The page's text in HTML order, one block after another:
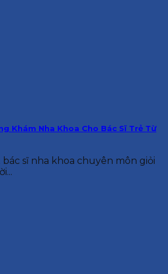
Khám Nha Khoa Cho Bác Sĩ Trẻ Từ
sĩ nha khoa chuyên môn giỏi